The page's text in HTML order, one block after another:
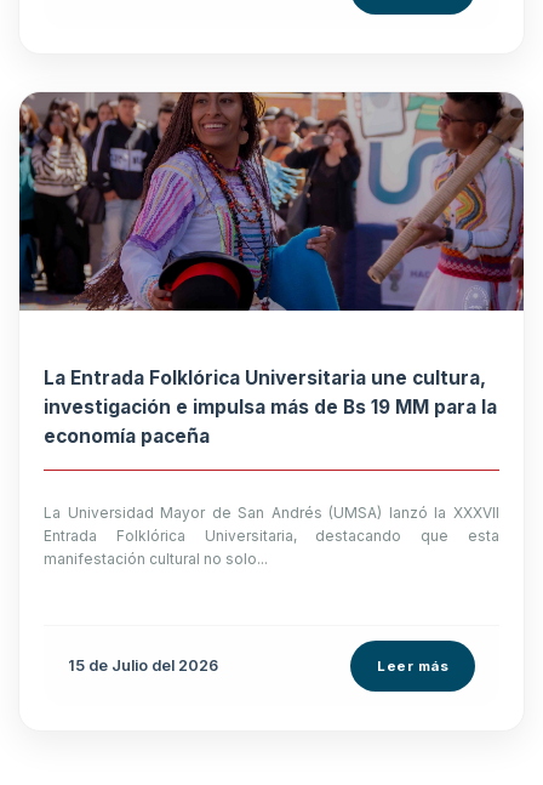
La Entrada Folklórica Universitaria une cultura,
investigación e impulsa más de Bs 19 MM para la
economía paceña
La Universidad Mayor de San Andrés (UMSA) lanzó la XXXVII
Entrada Folklórica Universitaria, destacando que esta
manifestación cultural no solo...
15 de Julio del 2026 Leer más